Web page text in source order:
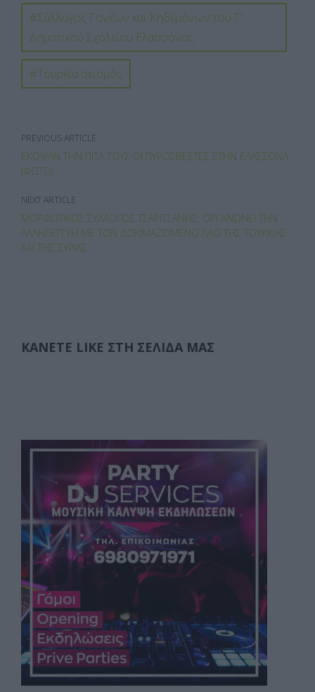
o
o
k
o
n
σ
τε
ίτ
Σύλλογος Γονέων και Κηδεμόνων του Γ'
Δημοτικού Σχολείου Ελασσόνας
Τουρκία σεισμός
PREVIOUS ARTICLE
ΈΚΟΨΑΝ ΤΗΝ ΠΊΤΑ ΤΟΥΣ ΟΙ ΠΥΡΟΣΒΈΣΤΕΣ ΣΤΗΝ ΕΛΑΣΣΌΝΑ
(ΦΩΤΟ)
NEXT ARTICLE
ΜΟΡΦΩΤΙΚΌΣ ΣΎΛΛΟΓΟΣ ΤΣΑΡΙΤΣΆΝΗΣ: ΟΡΓΑΝΏΝΕΙ ΤΗΝ
ΑΛΛΗΛΕΓΓΎΗ ΜΕ ΤΟΝ ΔΟΚΙΜΑΖΌΜΕΝΟ ΛΑΌ ΤΗΣ ΤΟΥΡΚΊΑΣ
ΚΑΙ ΤΗΣ ΣΥΡΊΑΣ
ΚΆΝΕΤΕ LIKE ΣΤΗ ΣΕΛΊΔΑ ΜΑΣ